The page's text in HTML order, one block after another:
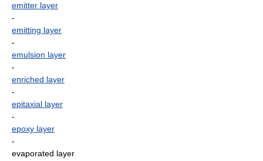
emitter layer
-
emitting layer
-
emulsion layer
-
enriched layer
-
epitaxial layer
-
epoxy layer
-
evaporated layer